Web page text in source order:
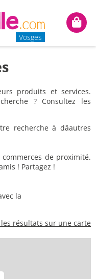
Vosges
Mon
produits et services.
? Consultez les
recherche à dâautres
de proximité.
! Partagez !
la
résultats sur une carte